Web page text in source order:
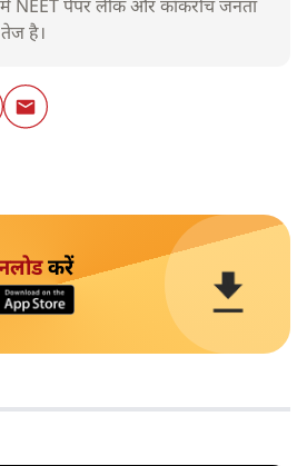
में NEET पेपर लीक और कॉकरोच जनता
तेज है।
करें